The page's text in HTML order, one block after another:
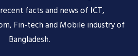
facts and news of ICT,
Fin-tech and Mobile industry of
Bangladesh.